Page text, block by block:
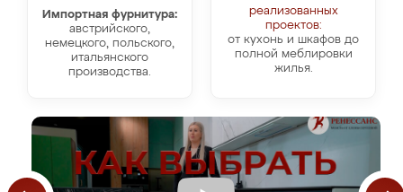
Импортная фурнитура:
австрийского,
немецкого, польского,
итальянского
производства.
реализованных
проектов:
от кухонь и шкафов до
полной меблировки
жилья.